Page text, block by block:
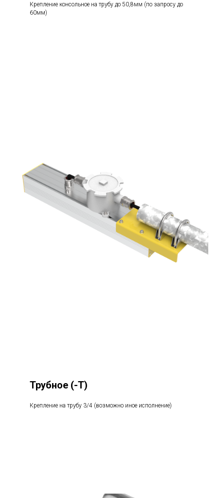
Крепление консольное на трубу до 50,8мм (по запросу до
60мм)
Трубное(-Т)
Крепление на трубу 3/4 (возможно иное исполнение)